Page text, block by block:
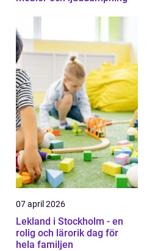
07 april 2026
Lekland i Stockholm - en
rolig och lärorik dag för
hela familjen